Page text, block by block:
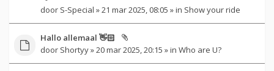
door S-Special » 21 mar 2025, 08:05 » in Show your ride
Hallo allemaal 👋🏻
door Shortyy» 20 mar 2025, 20:15 » in Who are U?